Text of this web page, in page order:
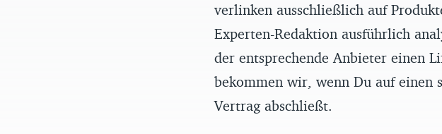
verlinken ausschließlich auf
Experten-Redaktion ausführlich
der entsprechende Anbieter einen
bekommen wir, wenn Du auf einen
Vertrag abschließt.